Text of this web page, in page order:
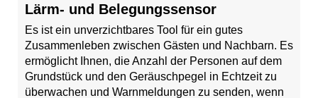
Lärm- und Belegungssensor
Es ist ein unverzichtbares Tool für ein gutes
Zusammenleben zwischen Gästen und Nachbarn. Es
ermöglicht Ihnen, die Anzahl der Personen auf dem
Grundstück und den Geräuschpegel in Echtzeit zu
überwachen und Warnmeldungen zu senden, wenn